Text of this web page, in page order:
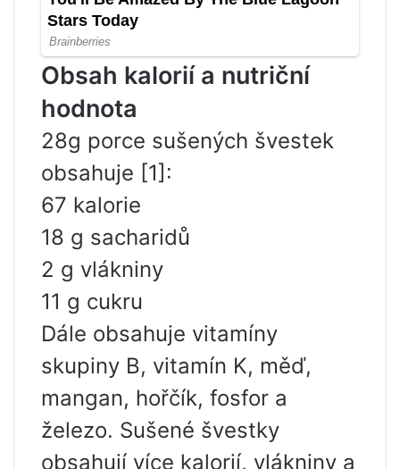
Obsah kalorií a nutriční
hodnota
28g porce sušených švestek
obsahuje [1]:
67 kalorie
18 g sacharidů
2 g vlákniny
11 g cukru
Dále obsahuje vitamíny
skupiny B, vitamín K, měď,
mangan, hořčík, fosfor a
železo. Sušené švestky
obsahují více kalorií, vlákniny a